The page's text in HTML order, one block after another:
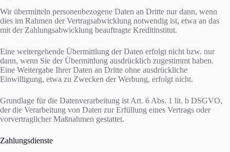
Wir übermitteln personenbezogene Daten an Dritte nur dann, wenn
dies im Rahmen der Vertragsabwicklung notwendig ist, etwa an das
mit der Zahlungsabwicklung beauftragte Kreditinstitut.
Eine weitergehende Übermittlung der Daten erfolgt nicht bzw. nur
dann, wenn Sie der Übermittlung ausdrücklich zugestimmt haben.
Eine Weitergabe Ihrer Daten an Dritte ohne ausdrückliche
Einwilligung, etwa zu Zwecken der Werbung, erfolgt nicht.
Grundlage für die Datenverarbeitung ist Art. 6 Abs. 1 lit. b DSGVO,
der die Verarbeitung von Daten zur Erfüllung eines Vertrags oder
vorvertraglicher Maßnahmen gestattet.
Zahlungsdienste